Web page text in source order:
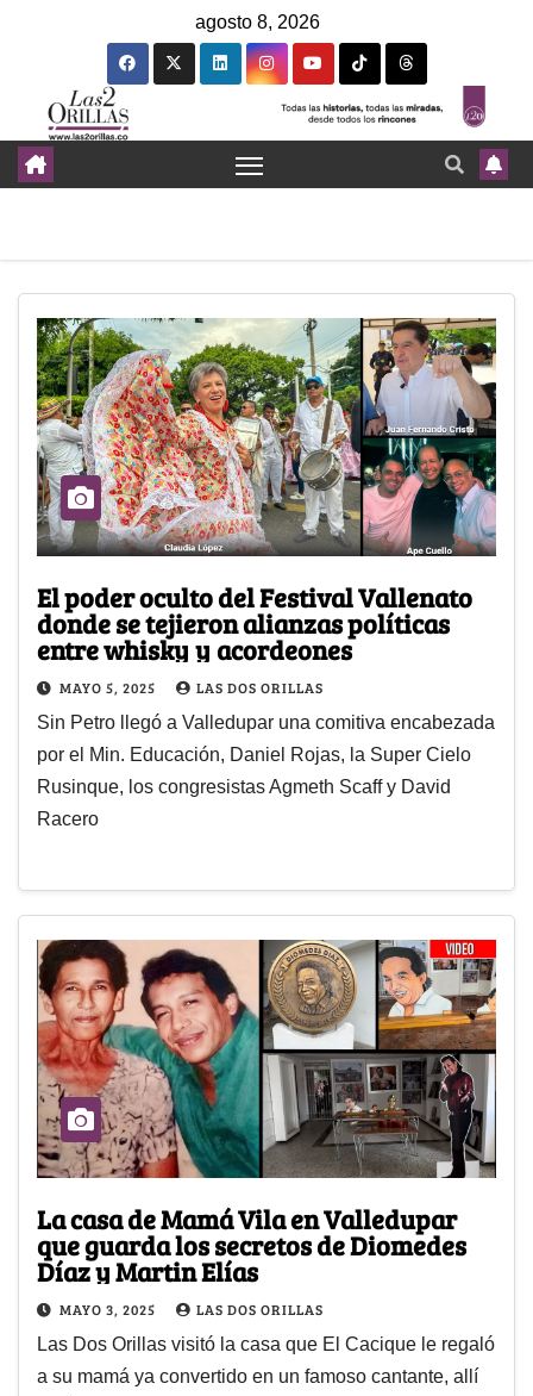
agosto 8, 2026
El poder oculto del Festival Vallenato
donde se tejieron alianzas políticas
entre whisky y acordeones
MAYO 5, 2025 LAS DOS ORILLAS
Sin Petro llegó a Valledupar una comitiva encabezada
por el Min. Educación, Daniel Rojas, la Super Cielo
Rusinque, los congresistas Agmeth Scaff y David
Racero
La casa de Mamá Vila en Valledupar
que guarda los secretos de Diomedes
Díaz y Martin Elías
MAYO 3, 2025 LAS DOS ORILLAS
Las Dos Orillas visitó la casa que El Cacique le regaló
a su mamá ya convertido en un famoso cantante, allí